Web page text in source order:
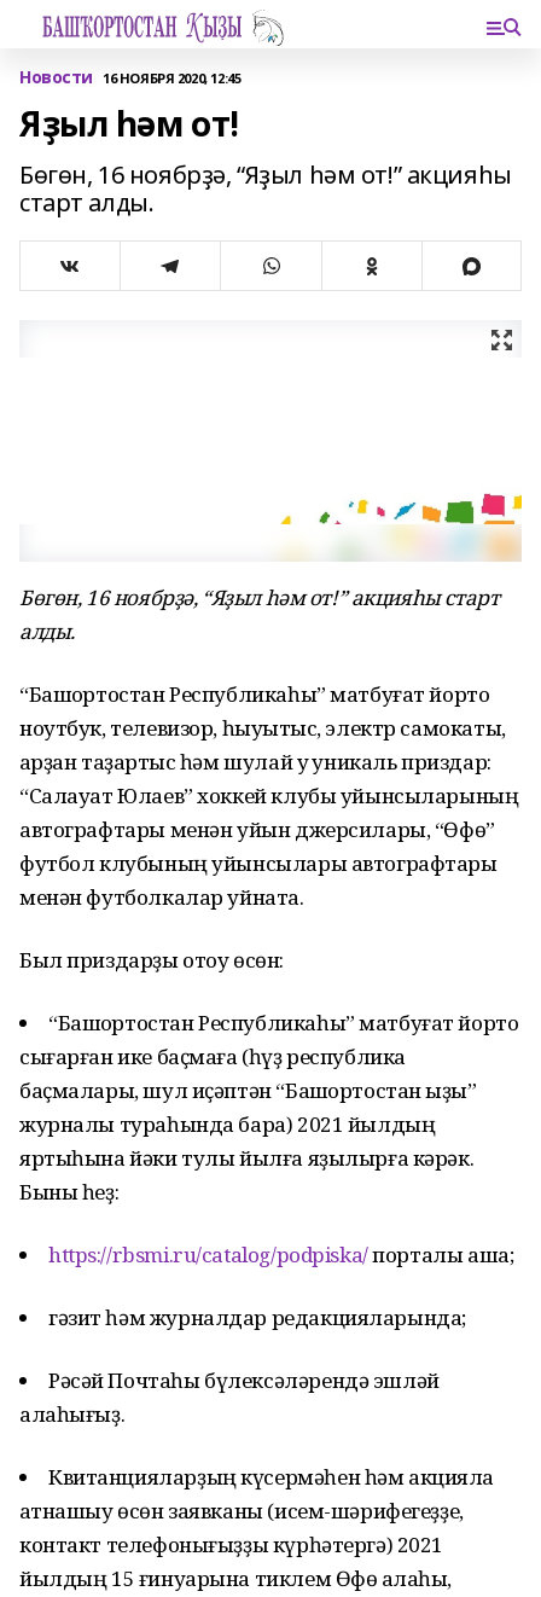
Новости 16 НОЯБРЯ 2020, 12:45
Яҙыл һәм от!
Бөгөн, 16 ноябрҙә, “Яҙыл һәм от!” акцияһы
старт алды.
Бөгөн, 16 ноябрҙә, “Яҙыл һәм от!” акцияһы старт
алды.
“Башҡортостан Республикаһы” матбуғат йорто
ноутбук, телевизор, һыуытҡыс, электр самокаты,
ҡарҙан таҙартҡыс һәм шулай уҡ уникаль приздар:
“Салауат Юлаев” хоккей клубы уйынсыларының
автографтары менән уйын джерсилары, “Өфө”
футбол клубының уйынсылары автографтары
менән футболкалар уйната.
Был приздарҙы отоу өсөн:
“Башҡортостан Республикаһы” матбуғат йорто
сығарған ике баҫмаға (һүҙ республика
баҫмалары, шул иҫәптән “Башҡортостан ҡыҙы”
журналы тураһында бара) 2021 йылдың
яртыһына йәки тулы йылға яҙылырға кәрәк.
Быны һеҙ:
https://rbsmi.ru/catalog/podpiska/порталы аша;
гәзит һәм журналдар редакцияларында;
Рәсәй Почтаһы бүлексәләрендә эшләй
алаһығыҙ.
Квитанцияларҙың күсермәһен һәм акцияла
ҡатнашыу өсөн заявканы (исем-шәрифегеҙҙе,
контакт телефонығыҙҙы күрһәтергә) 2021
йылдың 15 ғинуарына тиклем Өфө ҡалаһы,